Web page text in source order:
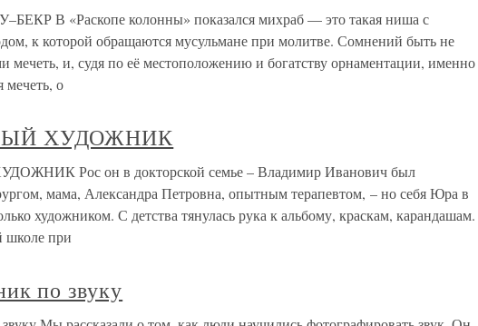
В «Раскопе колонны» показался михраб — это такая ниша с
к которой обращаются мусульмане при молитве. Сомнений быть не
мечеть, и, судя по её местоположению и богатству орнаментации, именно
мечеть, о
ХУДОЖНИК
Рос он в докторской семье – Владимир Иванович был
мама, Александра Петровна, опытным терапевтом, – но себя Юра в
художником. С детства тянулась рука к альбому, краскам, карандашам.
школе при
по звуку